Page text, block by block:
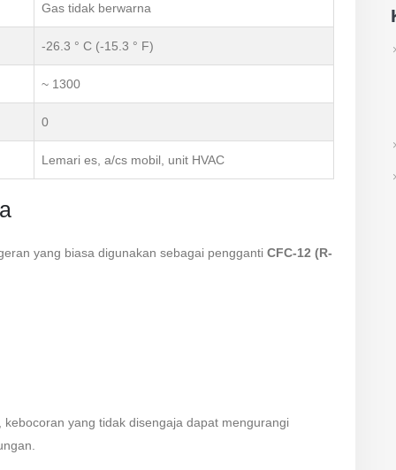
Gas tidak berwarna
-26.3 ° C (-15.3 ° F)
~ 1300
0
Lemari es, a/cs mobil, unit HVAC
yang biasa digunakan sebagai pengganti CFC-12 (R-
yang tidak disengaja dapat mengurangi